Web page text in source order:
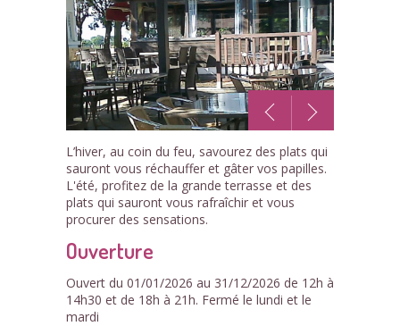
mon
carnet
1 /3
L’hiver, au coin du feu, savourez des plats qui
sauront vous réchauffer et gâter vos papilles.
L'été, profitez de la grande terrasse et des
plats qui sauront vous rafraîchir et vous
procurer des sensations.
Ouverture
Ouvert du 01/01/2026 au 31/12/2026 de 12h à
14h30 et de 18h à 21h. Fermé le lundi et le
mardi